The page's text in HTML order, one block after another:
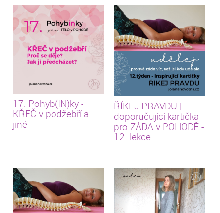
17. Pohyb(IN)ky -
KŘEČ v podžebří a
jiné
ŘÍKEJ PRAVDU |
doporučující kartička
pro ZÁDA v POHODĚ -
12. lekce